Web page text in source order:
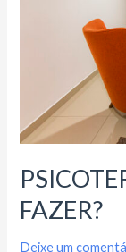
FAZER?
Deixe um